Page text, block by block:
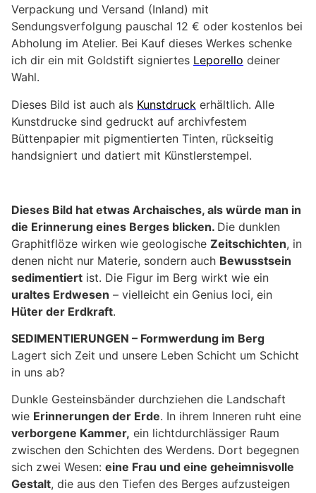
Verpackung und Versand (Inland) mit
Sendungsverfolgung pauschal 12 € oder kostenlos bei
Abholung im Atelier. Bei Kauf dieses Werkes schenke
ich dir ein mit Goldstift signiertes Leporello deiner
Wahl.
Dieses Bild ist auch als Kunstdruck erhältlich. Alle
Kunstdrucke sind gedruckt auf archivfestem
Büttenpapier mit pigmentierten Tinten, rückseitig
handsigniert und datiert mit Künstlerstempel.
Dieses Bild hat etwas Archaisches, als würde man in
die Erinnerung eines Berges blicken. Die dunklen
Graphitflöze wirken wie geologische Zeitschichten, in
denen nicht nur Materie, sondern auch Bewusstsein
sedimentiert ist. Die Figur im Berg wirkt wie ein
uraltes Erdwesen – vielleicht ein Genius loci, ein
Hüter der Erdkraft.
SEDIMENTIERUNGEN – Formwerdung im Berg
Lagert sich Zeit und unsere Leben Schicht um Schicht
in uns ab?
Dunkle Gesteinsbänder durchziehen die Landschaft
wie Erinnerungen der Erde. In ihrem Inneren ruht eine
verborgene Kammer, ein lichtdurchlässiger Raum
zwischen den Schichten des Werdens. Dort begegnen
sich zwei Wesen: eine Frau und eine geheimnisvolle
Gestalt, die aus den Tiefen des Berges aufzusteigen